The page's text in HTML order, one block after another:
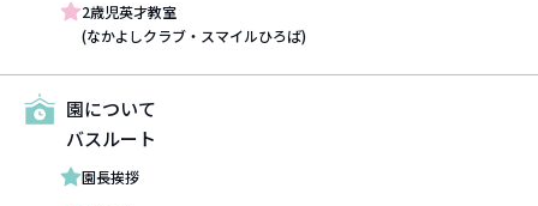
資料請求・お問い合わせ
2歳児英才教室
(なかよしクラブ・スマイルひろば)
園について
バスルート
園長挨拶